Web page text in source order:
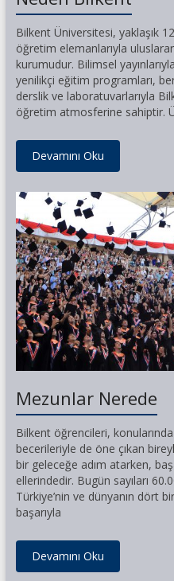
Bilkent Üniversitesi, yaklaşık
öğretim elemanlarıyla
kurumudur. Bilimsel
yenilikçi eğitim programları,
derslik ve laboratuvarlarıyla
öğretim atmosferine sahiptir.
Devamını Oku
Mezunlar Nerede
Bilkent öğrencileri,
becerileriyle de öne çıkan
bir geleceğe adım atarken,
ellerindedir. Bugün sayıları
Türkiye’nin ve dünyanın dört
başarıyla
Devamını Oku